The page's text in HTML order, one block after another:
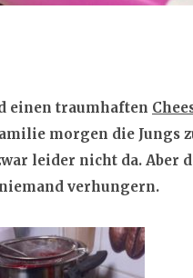
einen traumhaften
morgen die Jungs
leider nicht da. Aber
verhungern.